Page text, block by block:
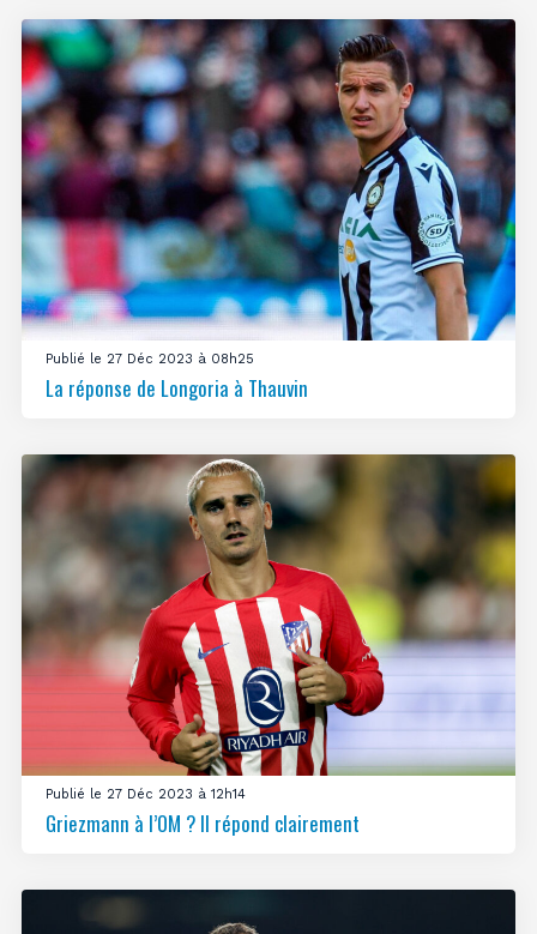
Publié le 27 Déc 2023 à 08h25
La réponse de Longoria à Thauvin
Publié le 27 Déc 2023 à 12h14
Griezmann à l’OM ? Il répond clairement